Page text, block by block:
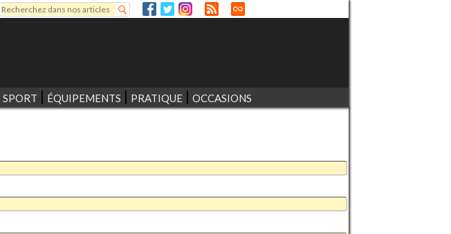
Formulaire de recherche
Rechercher
SPORT ÉQUIPEMENTS PRATIQUE OCCASIONS